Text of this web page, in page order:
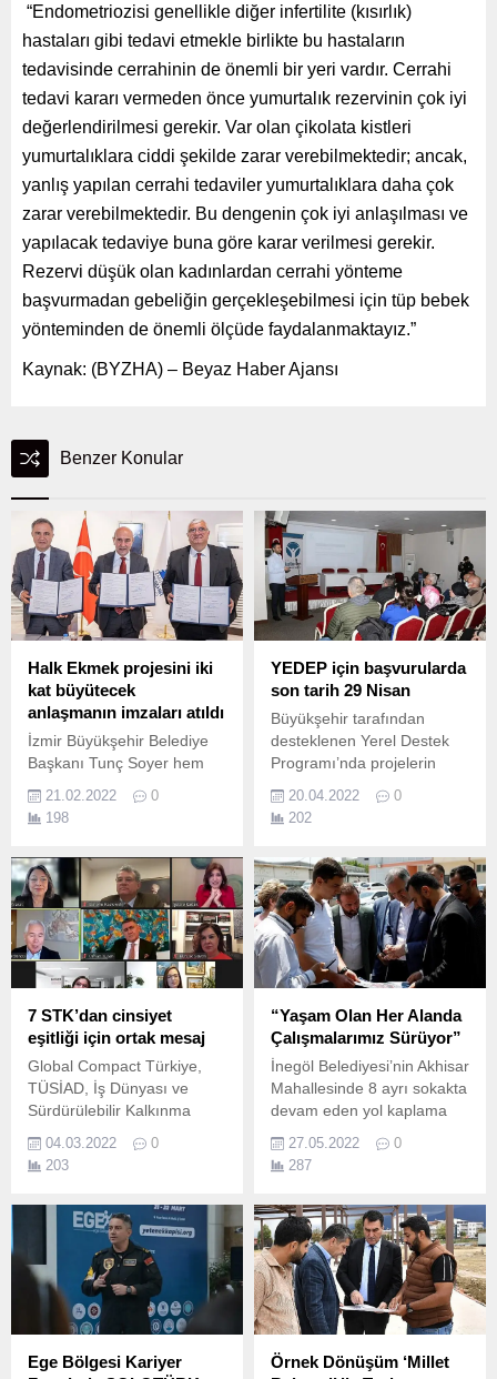
“Endometriozisi genellikle diğer infertilite (kısırlık)
hastaları gibi tedavi etmekle birlikte bu hastaların
tedavisinde cerrahinin de önemli bir yeri vardır. Cerrahi
tedavi kararı vermeden önce yumurtalık rezervinin çok iyi
değerlendirilmesi gerekir. Var olan çikolata kistleri
yumurtalıklara ciddi şekilde zarar verebilmektedir; ancak,
yanlış yapılan cerrahi tedaviler yumurtalıklara daha çok
zarar verebilmektedir. Bu dengenin çok iyi anlaşılması ve
yapılacak tedaviye buna göre karar verilmesi gerekir.
Rezervi düşük olan kadınlardan cerrahi yönteme
başvurmadan gebeliğin gerçekleşebilmesi için tüp bebek
yönteminden de önemli ölçüde faydalanmaktayız.”
Kaynak: (BYZHA) – Beyaz Haber Ajansı
Benzer Konular
Halk Ekmek projesini iki
kat büyütecek
anlaşmanın imzaları atıldı
İzmir Büyükşehir Belediye
Başkanı Tunç Soyer hem
ekmek ulaştırmak hem de
fırıncılara destek olmak
Esnaf Odası ile protokol
imzaladı.
21.02.2022
0
198
YEDEP için başvurularda
son tarih 29 Nisan
Büyükşehir tarafından
desteklenen Yerel Destek
Programı’nda projelerin
Nisan Kocaeli Kent
Konseyi’nin Sivil Toplum
hazırladığı Yerel Destek
Programı’na (YEDEP) 5
milyonluk bir bütçe ile
destek veren Kocaeli
Büyükşehir Belediyesi,
projeyle ilgili bilgilendirme
toplantılarını tamamlayarak
1...
20.04.2022
0
202
7 STK’dan cinsiyet
eşitliği için ortak mesaj
Global Compact Türkiye,
TÜSİAD, İş Dünyası ve
Sürdürülebilir Kalkınma
TÜRKONFED, KAGİDER,
Yönetim Kurulunda Kadın
birliği ile “Toplumsal Cinsiyet
Eşitliği, Hemen Şimdi!”
etkinliği gerçekleşti.
04.03.2022
0
203
“Yaşam Olan Her Alanda
Çalışmalarımız Sürüyor”
İnegöl Belediyesi’nin Akhisar
Mahallesinde 8 ayrı sokakta
devam eden yol kaplama
inceleyen Belediye Başkanı
Alper Taban, “İnegöl hızlı
27.05.2022
0
287
Ege Bölgesi Kariyer
Örnek Dönüşüm ‘Millet